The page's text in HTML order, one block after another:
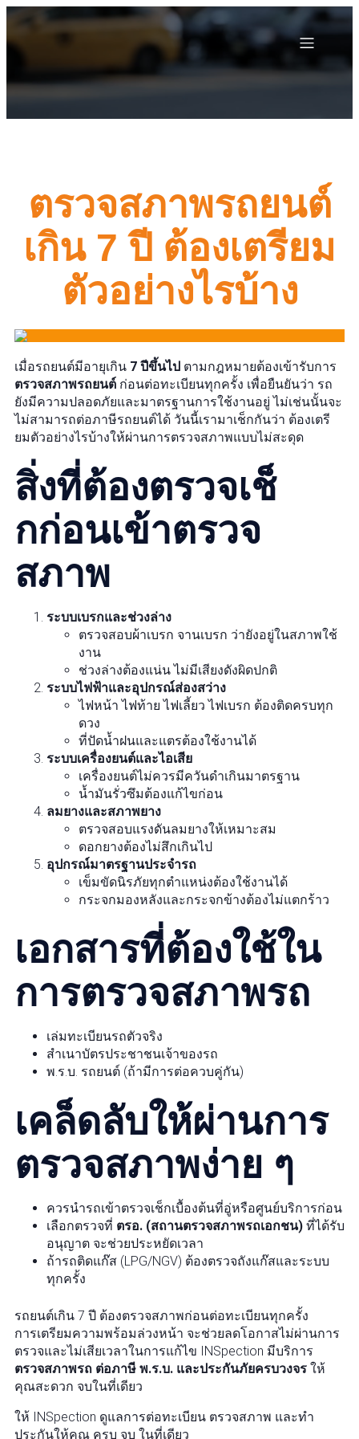
ตรวจสภาพรถยนต์
เกิน 7 ปี ต้องเตรียม
ตัวอย่างไรบ้าง
เมื่อรถยนต์มีอายุเกิน 7 ปีขึ้นไป ตามกฎหมายต้องเข้ารับการ
ตรวจสภาพรถยนต์ ก่อนต่อทะเบียนทุกครั้ง เพื่อยืนยันว่า รถ
ยังมีความปลอดภัยและมาตรฐานการใช้งานอยู่ ไม่เช่นนั้นจะ
ไม่สามารถต่อภาษีรถยนต์ได้ วันนี้เรามาเช็กกันว่า ต้องเตรี
ยมตัวอย่างไรบ้างให้ผ่านการตรวจสภาพแบบไม่สะดุด
สิ่งที่ต้องตรวจเช็
กก่อนเข้าตรวจ
สภาพ
ระบบเบรกและช่วงล่าง
ตรวจสอบผ้าเบรก จานเบรก ว่ายังอยู่ในสภาพใช้
งาน
ช่วงล่างต้องแน่น ไม่มีเสียงดังผิดปกติ
ระบบไฟฟ้าและอุปกรณ์ส่องสว่าง
ไฟหน้า ไฟท้าย ไฟเลี้ยว ไฟเบรก ต้องติดครบทุก
ดวง
ที่ปัดน้ำฝนและแตรต้องใช้งานได้
ระบบเครื่องยนต์และไอเสีย
เครื่องยนต์ไม่ควรมีควันดำเกินมาตรฐาน
น้ำมันรั่วซึมต้องแก้ไขก่อน
ลมยางและสภาพยาง
ตรวจสอบแรงดันลมยางให้เหมาะสม
ดอกยางต้องไม่สึกเกินไป
อุปกรณ์มาตรฐานประจำรถ
เข็มขัดนิรภัยทุกตำแหน่งต้องใช้งานได้
กระจกมองหลังและกระจกข้างต้องไม่แตกร้าว
เอกสารที่ต้องใช้ใน
การตรวจสภาพรถ
เล่มทะเบียนรถตัวจริง
สำเนาบัตรประชาชนเจ้าของรถ
พ.ร.บ. รถยนต์ (ถ้ามีการต่อควบคู่กัน)
เคล็ดลับให้ผ่านการ
ตรวจสภาพง่าย ๆ
ควรนำรถเข้าตรวจเช็กเบื้องต้นที่อู่หรือศูนย์บริการก่อน
เลือกตรวจที่ ตรอ. (สถานตรวจสภาพรถเอกชน) ที่ได้รับ
อนุญาต จะช่วยประหยัดเวลา
ถ้ารถติดแก๊ส (LPG/NGV) ต้องตรวจถังแก๊สและระบบ
ทุกครั้ง
รถยนต์เกิน 7 ปี ต้องตรวจสภาพก่อนต่อทะเบียนทุกครั้ง
การเตรียมความพร้อมล่วงหน้า จะช่วยลดโอกาสไม่ผ่านการ
ตรวจและไม่เสียเวลาในการแก้ไข INSpection มีบริการ
ตรวจสภาพรถ ต่อภาษี พ.ร.บ. และประกันภัยครบวงจร ให้
คุณสะดวก จบในที่เดียว
ให้ INSpection ดูแลการต่อทะเบียน ตรวจสภาพ และทำ
ประกันให้คุณ ครบ จบ ในที่เดียว